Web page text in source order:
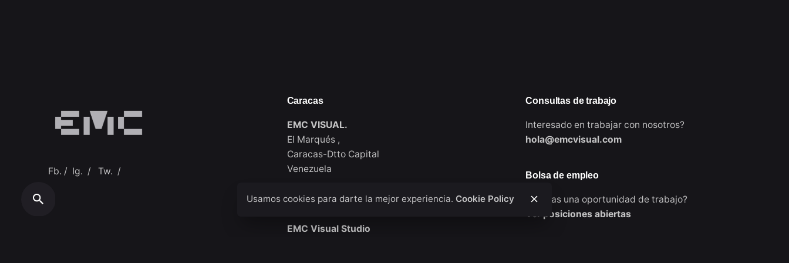
Fb. / Ig. / Tw. /
Caracas
EMC VISUAL.
El Marqués ,
Caracas-Dtto Capital
Venezuela
New York
EMC Visual Studio
Consultas de trabajo
Interesado en trabajar con nosotros?
hola@emcvisual.com
Bolsa de empleo
¿Buscas una oportunidad de trabajo?
Ver posiciones abiertas
Usamos cookies para darte la mejor experiencia. Cookie Policy